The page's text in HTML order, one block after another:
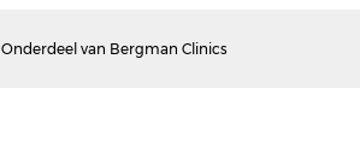
Onderdeel van Bergman Clinics